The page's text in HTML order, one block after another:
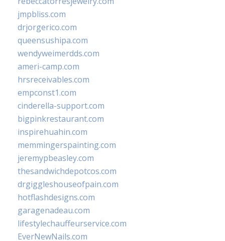
jmpbliss.com
drjorgerico.com
queensushipa.com
wendyweimerdds.com
ameri-camp.com
hrsreceivables.com
empconst1.com
cinderella-support.com
bigpinkrestaurant.com
inspirehuahin.com
memmingerspainting.com
jeremypbeasley.com
thesandwichdepotcos.com
drgiggleshouseofpain.com
hotflashdesigns.com
garagenadeau.com
lifestylechauffeurservice.com
EverNewNails.com